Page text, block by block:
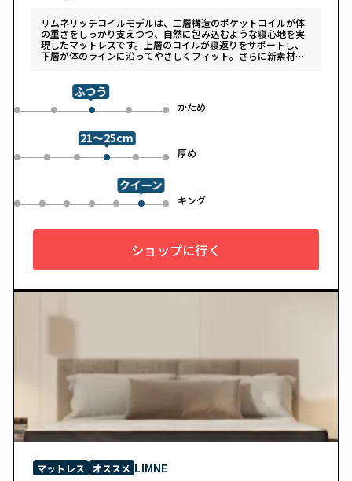
リムネリッチコイルモデルは、二層構造のポケットコイルが体
の重さをしっかり支えつつ、自然に包み込むような寝心地を実
現したマットレスです。上層のコイルが寝返りをサポートし、
下層が体のラインに沿ってやさしくフィット。さらに新素材
ンで、カバーは自宅で洗濯可能。清潔さと快適さの両方を追求
した一枚です。
0 1 2
ふつう
3 かため
4
0 1 2 3
21～25cm
4 厚め
5
0 1 2 3 4 5
クイーン
キング
6
ショップに行く
マットレス オススメ LIMNE